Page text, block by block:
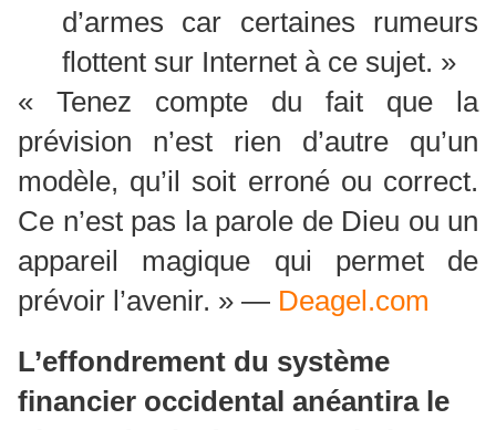
d’armes car certaines rumeurs
flottent sur Internet à ce sujet. »
« Tenez compte du fait que la
prévision n’est rien d’autre qu’un
modèle, qu’il soit erroné ou correct.
Ce n’est pas la parole de Dieu ou un
appareil magique qui permet de
prévoir l’avenir. » — Deagel.com
L’effondrement du système
financier occidental anéantira le